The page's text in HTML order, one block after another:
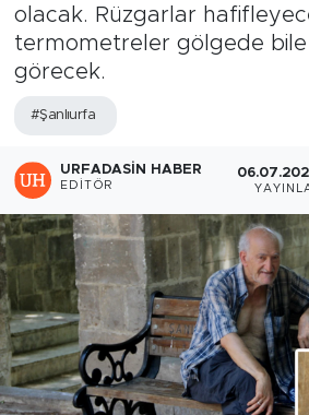
olacak. Rüzgarlar
termometreler gölgede bile
görecek.
#Şanlıurfa
URFADASIN HABER
EDITÖR